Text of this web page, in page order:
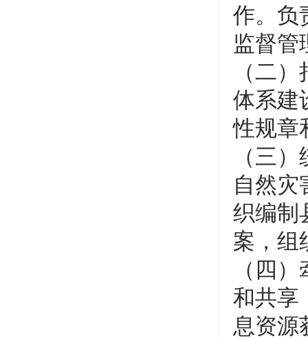
作。负
监督管
（二
体系建
性规章
（三
自然灾
织编制
案，组
（四
和共享
息资源